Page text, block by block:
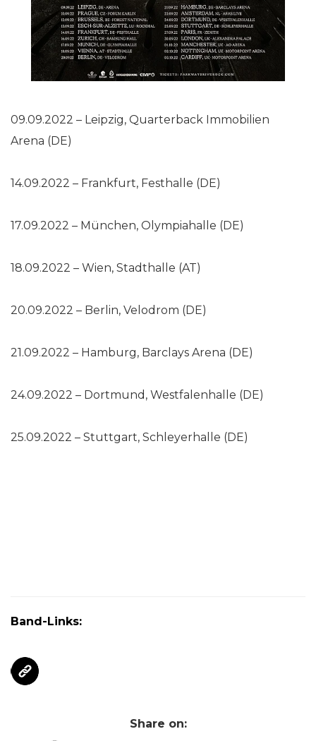
09.09.2022 – Leipzig, Quarterback Immobilien
Arena (DE)
14.09.2022 – Frankfurt, Festhalle (DE)
17.09.2022 – München, Olympiahalle (DE)
18.09.2022 – Wien, Stadthalle (AT)
20.09.2022 – Berlin, Velodrom (DE)
21.09.2022 – Hamburg, Barclays Arena (DE)
24.09.2022 – Dortmund, Westfalenhalle (DE)
25.09.2022 – Stuttgart, Schleyerhalle (DE)
Band-Links:
Share on: